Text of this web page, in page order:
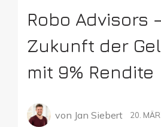
SOFTWARE-BLOG
Robo Advisors
Zukunft der
mit 9% Rendite
von Jan Siebert 20.